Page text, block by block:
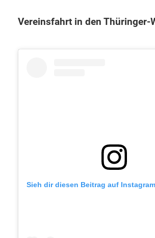
Vereinsfahrt in den Thüringer-
Sieh dir diesen Beitrag auf